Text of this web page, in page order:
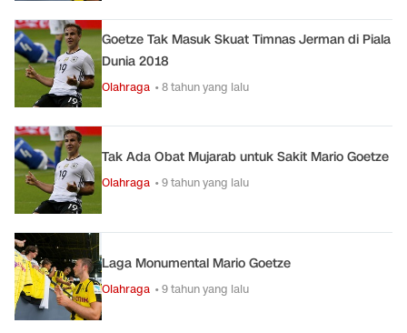
Goetze Tak Masuk Skuat Timnas Jerman di Piala
Dunia 2018
Olahraga • 8 tahun yang lalu
Tak Ada Obat Mujarab untuk Sakit Mario Goetze
Olahraga • 9 tahun yang lalu
Laga Monumental Mario Goetze
Olahraga • 9 tahun yang lalu